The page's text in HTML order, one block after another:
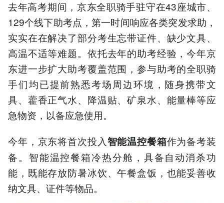
去年高考期间，京东全职骑手驻守在43座城市、
129个线下助考点，第一时间响应各类突发求助，
实实在在解决了部分考生忘带证件、缺少文具、
高温不适等难题。依托去年的助考经验，今年京
东进一步扩大助考覆盖范围，参与助考的全职骑
手们均已提前熟悉考场周边环境，随身携带文
具、藿香正气水、降温贴、矿泉水、能量棒等应
急物资，以备应急使用。
今年，京东将首次投入智能温控餐箱作为备考装
备。智能温控餐箱冷热分舱，具备自动消杀功
能，既能存放防暑冰饮、午餐盒饭，也能妥善收
纳文具、证件等物品。